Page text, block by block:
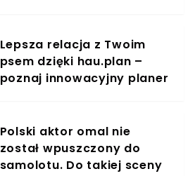
Lepsza relacja z Twoim
psem dzięki hau.plan –
poznaj innowacyjny planer
Polski aktor omal nie
został wpuszczony do
samolotu. Do takiej sceny